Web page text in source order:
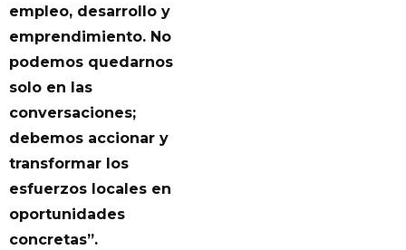
empleo, desarrollo y
emprendimiento. No
podemos quedarnos
solo en las
conversaciones;
debemos accionar y
transformar los
esfuerzos locales en
oportunidades
concretas”.